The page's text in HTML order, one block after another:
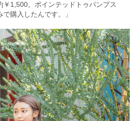
￥1,500。ポインテッドトゥパンプス
購入したんです。」